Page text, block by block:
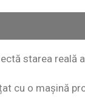
starea reală
cu o mașină